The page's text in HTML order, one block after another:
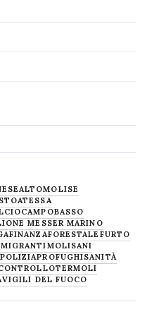
ALTOMOLISE
ATESSA
CAMPOBASSO
MESSER MARINO
FINANZAFORESTALE FURTO
MIGRANTIMOLISANI
POLIZIAPROFUGHISANITÀ
TERMOLI
VIGILI DEL FUOCO